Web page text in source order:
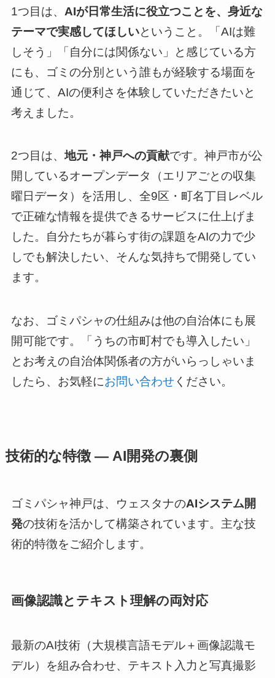
1つ目は、 AIが日常生活に役立つことを、身近な
テーマで実感してほしいということ。「AIは難
しそう」「自分には関係ない」と感じている方
にも、ゴミの分別という誰もが経験する場面を
通じて、AIの便利さを体験していただきたいと
考えました。
2つ目は、地元・神戸への貢献です。神戸市が公
開しているオープンデータ（エリアごとの収集
曜日データ）を活用し、全9区・町名丁目レベル
で正確な情報を提供できるサービスに仕上げま
した。自分たちが暮らす街の課題をAIの力で少
しでも解決したい、そんな気持ちで開発してい
ます。
なお、ゴミパシャの仕組みは他の自治体にも展
開可能です。「うちの市町村でも導入したい」
とお考えの自治体関係者の方がいらっしゃいま
したら、お気軽にお問い合わせください。
技術的な特徴 ― AI開発の裏側
ゴミパシャ神戸は、ウェスタナのAIシステム開
発の技術を活かして構築されています。主な技
術的特徴をご紹介します。
画像認識とテキスト理解の両対応
最新のAI技術（大規模言語モデル＋画像認識モ
デル）を組み合わせ、テキスト入力と写真撮影